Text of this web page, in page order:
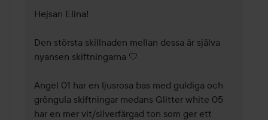
Hejsan Elina!
Den största skillnaden mellan dessa är själva
nyansen skiftningarna 🤍
Angel 01 har en ljusrosa bas med guldiga och
gröngula skiftningar medans Glitter white 05
har en mer vit/silverfärgad ton som ger ett